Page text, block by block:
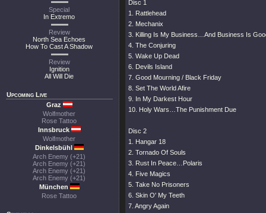
Special
In Extremo
Review
North Sea Echoes
How To Cast A Shadow
Review
Ignition
All Will Die
Upcoming Live
Graz
Wolfmother
Rose Tattoo
Innsbruck
Wolfmother
Dinkelsbühl
Arch Enemy (+21)
Arch Enemy (+21)
Arch Enemy (+21)
Arch Enemy (+21)
München
Rose Tattoo
Disc 1
1. Rattlehead
2. Mechanix
3. Killing Is My Business…And Business Is
4. The Conjuring
5. Wake Up Dead
6. Devils Island
7. Good Mourning / Black Friday
8. Set The World Afire
9. In My Darkest Hour
10. Holy Wars…The Punishment Due
Disc 2
1. Hangar 18
2. Tornado Of Souls
3. Rust In Peace…Polaris
4. Five Magics
5. Take No Prisoners
6. Skin O' My Teeth
7. Angry Again